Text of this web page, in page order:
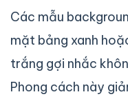
Các mẫu
mặt bảng xanh
trắng gợi nhắc
Phong cách này